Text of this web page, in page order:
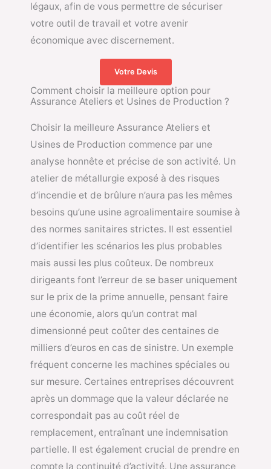
légaux, afin de vous permettre de sécuriser
votre outil de travail et votre avenir
économique avec discernement.
Votre Devis
Comment choisir la meilleure option pour
Assurance Ateliers et Usines de Production ?
Choisir la meilleure Assurance Ateliers et
Usines de Production commence par une
analyse honnête et précise de son activité. Un
atelier de métallurgie exposé à des risques
d’incendie et de brûlure n’aura pas les mêmes
besoins qu’une usine agroalimentaire soumise à
des normes sanitaires strictes. Il est essentiel
d’identifier les scénarios les plus probables
mais aussi les plus coûteux. De nombreux
dirigeants font l’erreur de se baser uniquement
sur le prix de la prime annuelle, pensant faire
une économie, alors qu’un contrat mal
dimensionné peut coûter des centaines de
milliers d’euros en cas de sinistre. Un exemple
fréquent concerne les machines spéciales ou
sur mesure. Certaines entreprises découvrent
après un dommage que la valeur déclarée ne
correspondait pas au coût réel de
remplacement, entraînant une indemnisation
partielle. Il est également crucial de prendre en
compte la continuité d’activité. Une assurance